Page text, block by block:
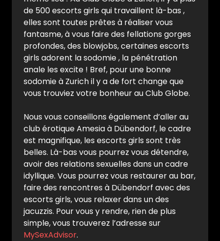
de 500 escorts girls qui travaillent là-bas ,
elles sont toutes prêtes à réaliser vous
fantasme, à vous faire des fellations gorges
profondes, des blowjobs, certaines escorts
girls adorent la sodomie , la pénétration
anale les excite ! Bref, pour une bonne
sodomie à Zurich il y a de fort change que
vous trouviez votre bonheur au Club Globe.
Nous vous conseillons également d’aller au
club érotique Amesia à Dübendorf, le cadre
est magnifique, les escorts girls sont très
belles. Là-bas vous pourrez vous détendre,
avoir des relations sexuelles dans un cadre
idyllique. Vous pourrez vous restaurer au bar,
faire des rencontres à Dübendorf avec des
escorts girls, vous relaxer dans un des
jacuzzis. Pour vous y rendre, rien de plus
simple, vous trouverez l’adresse sur
MySexAdvisor.